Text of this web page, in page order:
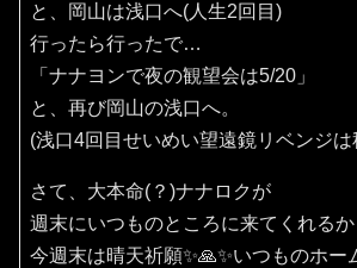
と、岡山は浅口へ(人生2回目)
行ったら行ったで…
「ナナヨンで夜の観望会は5/20」
と、再び岡山の浅口へ。
(浅口4回目せいめい望遠鏡リベンジは
さて、大本命(？)ナナロクが
週末にいつものところに来てくれるか
今週末は晴天祈願✨️🙏✨️いつものホー